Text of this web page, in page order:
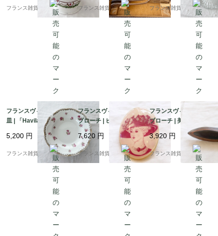
フランス雑貨chouchou
カンサス模様 | 1900年
代前半
フランス雑貨chouchou フランス雑貨chouchou
フランスヴィンテージ
皿 | 「Haviland Limog
es」アビランド リモー
ジュ ピンク色の小花柄
磁器プレート | 1900年
5,200 円
フランス雑貨chouchou
フランスヴィンテージ
ブローチ | ピンク色の
帽子を被った貴婦人 レ
ジン製 | 1960-70年代
7,620 円
フランス雑貨chouchou
フランスヴィンテージ
ブローチ | 美しい木目
木の温もり 美しい曲線
| 1900年代中頃～後半
3,920 円
フランス雑貨chouchou